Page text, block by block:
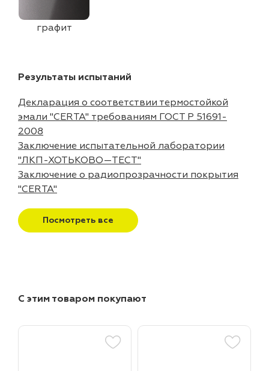
графит
Результаты испытаний
Декларация о соответствии термостойкой
эмали "CERTA" требованиям ГОСТ Р 51691-
2008
Заключение испытательной лаборатории
"ЛКП-ХОТЬКОВО—ТЕСТ"
Заключение о радиопрозрачности покрытия
"CERTA"
Посмотреть все
С этим товаром покупают